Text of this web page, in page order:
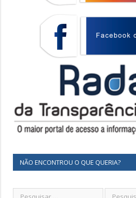
NÃO ENCONTROU O QUE QUERIA?